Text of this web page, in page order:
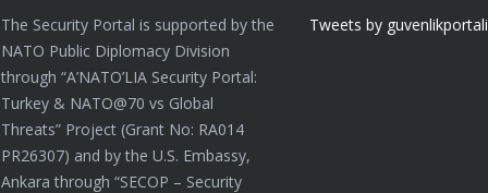
The Security Portal is supported by the
NATO Public Diplomacy Division
through “A’NATO’LIA Security Portal:
Turkey & NATO@70 vs Global
Threats” Project (Grant No: RA014
PR26307) and by the U.S. Embassy,
Ankara through “SECOP – Security
Tweets by guvenlikportali